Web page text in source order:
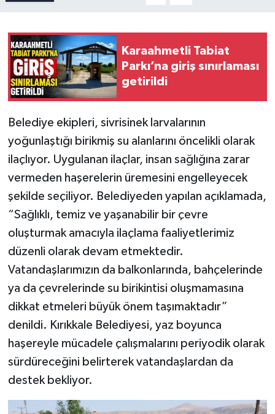
Karaahmetli Tabiat
Parkı’na giriş sınırlaması
getirildi
Belediye ekipleri, sivrisinek larvalarının
yoğunlaştığı birikmiş su alanlarını öncelikli olarak
ilaçlıyor. Uygulanan ilaçlar, insan sağlığına zarar
vermeden haşerelerin üremesini engelleyecek
şekilde seçiliyor. Belediyeden yapılan açıklamada,
“Sağlıklı, temiz ve yaşanabilir bir çevre
oluşturmak amacıyla ilaçlama faaliyetlerimiz
düzenli olarak devam etmektedir.
Vatandaşlarımızın da balkonlarında, bahçelerinde
ya da çevrelerinde su birikintisi oluşmamasına
dikkat etmeleri büyük önem taşımaktadır”
denildi. Kırıkkale Belediyesi, yaz boyunca
haşereyle mücadele çalışmalarını periyodik olarak
sürdüreceğini belirterek vatandaşlardan da
destek bekliyor.